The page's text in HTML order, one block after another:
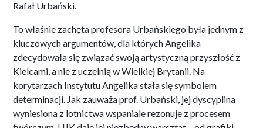
Rafał Urbański.
To właśnie zachęta profesora Urbańskiego była jednym z
kluczowych argumentów, dla których Angelika
zdecydowała się związać swoją artystyczną przyszłość z
Kielcami, a nie z uczelnią w Wielkiej Brytanii. Na
korytarzach Instytutu Angelika stała się symbolem
determinacji. Jak zauważa prof. Urbański, jej dyscyplina
wyniesiona z lotnictwa wspaniale rezonuje z procesem